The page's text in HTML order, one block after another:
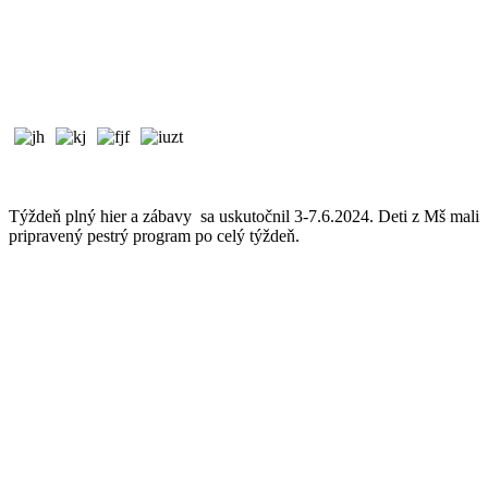
Týždeň plný hier a zábavy sa uskutočnil 3-7.6.2024. Deti z Mš mali
pripravený pestrý program po celý týždeň.